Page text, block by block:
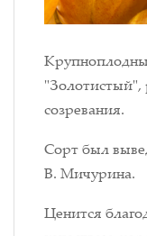
"Золотистый",
созревания.
Сорт был
В. Мичурина.
Ценится